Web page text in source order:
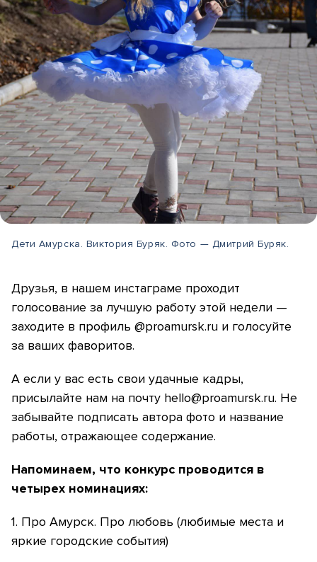
Дети Амурска. Виктория Буряк. Фото — Дмитрий Буряк.
Друзья, в нашем инстаграме проходит
голосование за лучшую работу этой недели —
заходите в профиль @proamursk.ru и голосуйте
за ваших фаворитов.
А если у вас есть свои удачные кадры,
присылайте нам на почту hello@proamursk.ru. Не
забывайте подписать автора фото и название
работы, отражающее содержание.
Напоминаем, что конкурс проводится в
четырех номинациях:
1. Про Амурск. Про любовь (любимые места и
яркие городские события)